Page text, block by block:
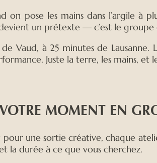
pose les mains dans l’argile à
un prétexte — c’est le groupe
Vaud, à 25 minutes de
Juste la terre, les mains,
MOMENT EN
une sortie créative, chaque
la durée à ce que vous cherchez.